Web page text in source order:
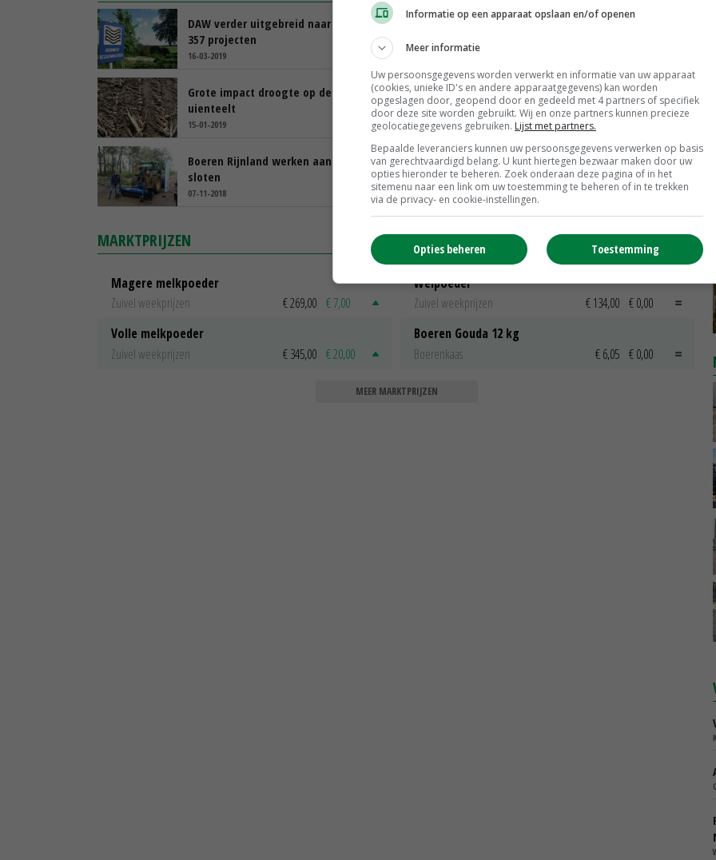
DAW verder uitgebreid naar totaal
357 projecten
16-03-2019
Boer krijgt voorname rol bij
Grote impact droogte op de
uienteelt
15-01-2019
Drie miljoen euro voor schoon water
Groningen
30-11-2018
Boeren Rijnland werken aan schone
sloten
07-11-2018
Melkveehouder meet zelf effect
erfafspoeling
24-05-2018
MARKTPRIJZEN
Magere melkpoeder
Zuivel weekprijzen
€ 269,00 € 7,00
Volle melkpoeder
Zuivel weekprijzen
€ 345,00 € 20,00
Weipoeder
Zuivel weekprijzen
€ 134,00 € 0,00
Boeren Gouda 12 kg
Boerenkaas
€ 6,05 € 0,00
MEER MARKTPRIJZEN
Informatie op een apparaat opslaan en/of openen
Meer informatie
Uw persoonsgegevens worden verwerkt en informatie van uw apparaat
(cookies, unieke ID's en andere apparaatgegevens) kan worden
opgeslagen door, geopend door en gedeeld met 4 partners of specifiek
door deze site worden gebruikt. Wij en onze partners kunnen precieze
geolocatiegegevens gebruiken. Lijst met partners.
Bepaalde leveranciers kunnen uw persoonsgegevens verwerken op basis
van gerechtvaardigd belang. U kunt hiertegen bezwaar maken door uw
opties hieronder te beheren. Zoek onderaan deze pagina of in het
sitemenu naar een link om uw toestemming te beheren of in te trekken
via de privacy- en cookie-instellingen.
Toestemming
Opties beheren